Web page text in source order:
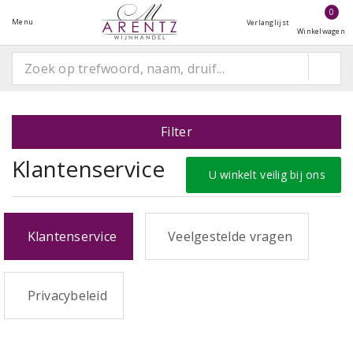
Menu Verlanglijst
0
Winkelwagen
Filter
U winkelt veilig bij ons
Klantenservice
Klantenservice Veelgestelde vragen
Privacybeleid